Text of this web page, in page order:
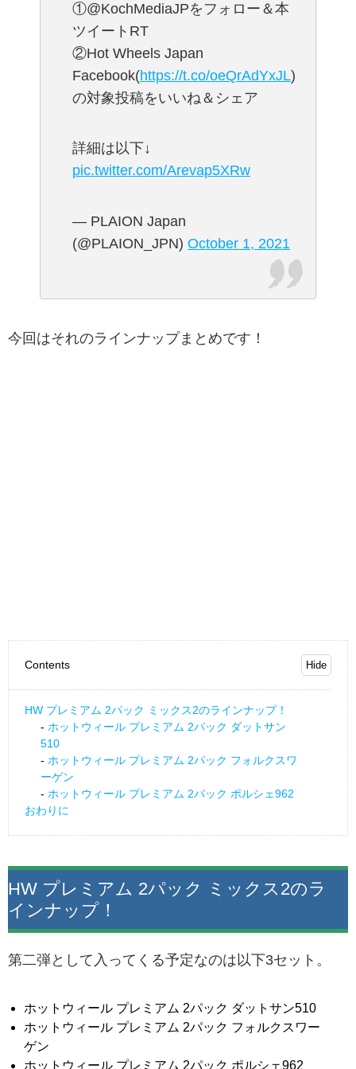
①@KochMediaJPをフォロー＆本
ツイートRT
②Hot Wheels Japan
Facebook(https://t.co/oeQrAdYxJL)
の対象投稿をいいね＆シェア
詳細は以下↓
pic.twitter.com/Arevap5XRw
— PLAION Japan
(@PLAION_JPN) October 1, 2021
今回はそれのラインナップまとめです！
Contents
HW プレミアム 2パック ミックス2のラインナップ！
ホットウィール プレミアム 2パック ダットサン
510
ホットウィール プレミアム 2パック フォルクスワ
ーゲン
ホットウィール プレミアム 2パック ポルシェ962
おわりに
HW プレミアム 2パック ミックス2のラ
インナップ！
第二弾として入ってくる予定なのは以下3セット。
ホットウィール プレミアム 2パック ダットサン510
ホットウィール プレミアム 2パック フォルクスワー
ゲン
ホットウィール プレミアム 2パック ポルシェ962